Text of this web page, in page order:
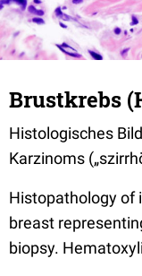
Brustkrebs
Histologisches
Karzinoms
Histopathology of
breast
biopsy.